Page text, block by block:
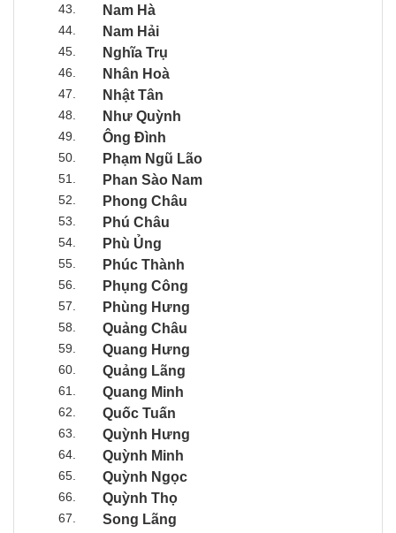
43. Nam Hà
44. Nam Hải
45. Nghĩa Trụ
46. Nhân Hoà
47. Nhật Tân
48. Như Quỳnh
49. Ông Đình
50. Phạm Ngũ Lão
51. Phan Sào Nam
52. Phong Châu
53. Phú Châu
54. Phù Ủng
55. Phúc Thành
56. Phụng Công
57. Phùng Hưng
58. Quảng Châu
59. Quang Hưng
60. Quảng Lãng
61. Quang Minh
62. Quốc Tuấn
63. Quỳnh Hưng
64. Quỳnh Minh
65. Quỳnh Ngọc
66. Quỳnh Thọ
67. Song Lãng